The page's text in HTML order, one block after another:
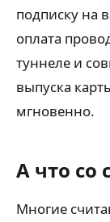
подписку на
оплата
туннеле и
выпуска
мгновенно.
А что со
Многие